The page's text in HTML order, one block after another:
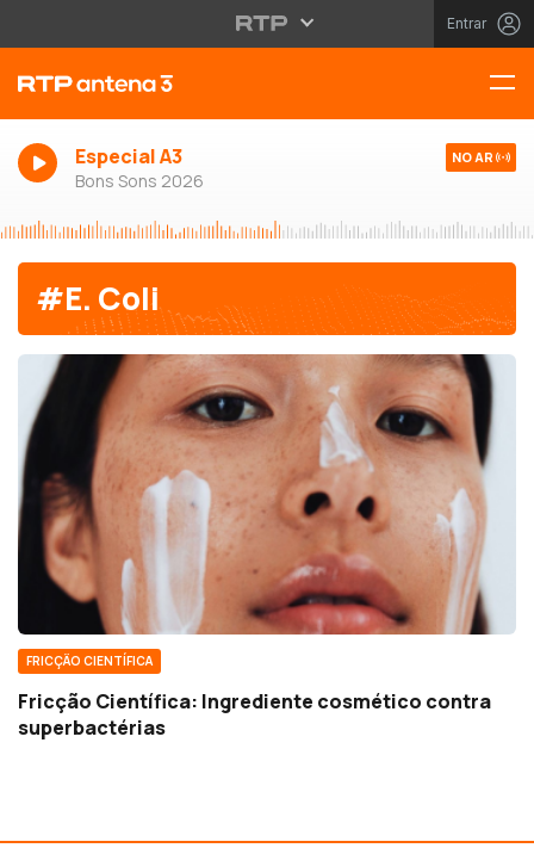
Entrar
Especial A3
Bons Sons 2026
NO AR
#E. Coli
FRICÇÃO CIENTÍFICA
Fricção Científica: Ingrediente cosmético contra
superbactérias